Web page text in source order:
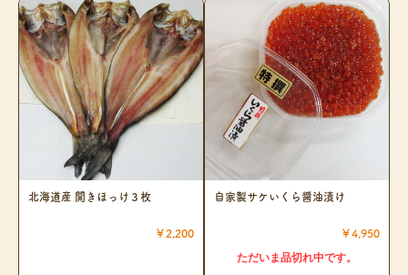
北海道産 開きほっけ３枚
￥2,200
自家製サケいくら醤油漬け
￥4,950
ただいま品切れ中です。